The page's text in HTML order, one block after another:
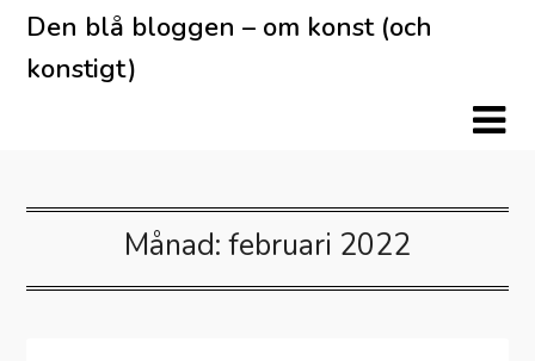
Skip
content
Den blå bloggen – om konst (och
konstigt)
Månad: februari 2022